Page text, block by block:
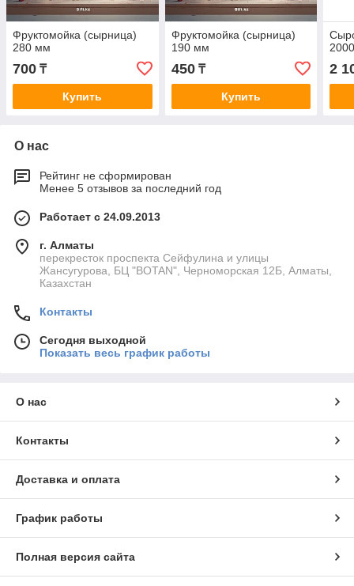
Фруктомойка (сырница)
280 мм
700 ₸
Купить
Фруктомойка (сырница)
190 мм
450₸
Купить
2
О нас
Рейтинг не сформирован
Менее 5 отзывов за последний год
Работает с 24.09.2013
г. Алматы
перекресток проспекта Сейфулина и улицы
Жансугурова, БЦ "BOTAN", Черноморская 12Б, Алматы,
Казахстан
Контакты
Сегодня выходной
Показать весь график работы
О нас
Контакты
Доставка и оплата
График работы
Полная версия сайта